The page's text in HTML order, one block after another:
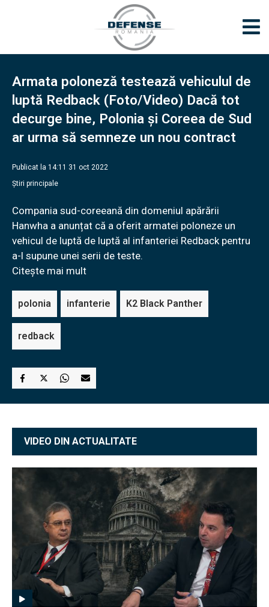
Armata poloneză testează vehiculul de
luptă Redback (Foto/Video) Dacă tot
decurge bine, Polonia şi Coreea de Sud
ar urma să semneze un nou contract
Publicat la 14:11 31 oct 2022
Știri principale
Compania sud-coreeană din domeniul apărării
Hanwha a anunțat că a oferit armatei poloneze un
vehicul de luptă de luptă al infanteriei Redback pentru
a-l supune unei serii de teste.
Citește mai mult
polonia infanterie K2 Black Panther
redback
VIDEO DIN ACTUALITATE